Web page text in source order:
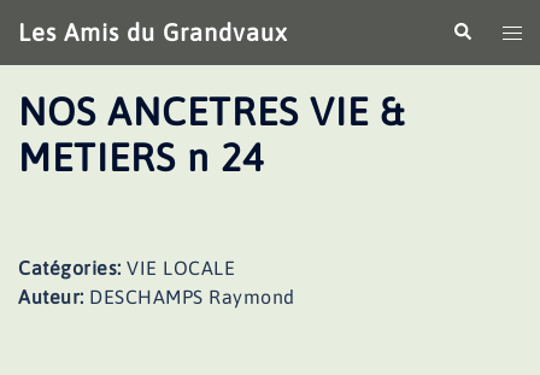
au
contenu
Les Amis du Grandvaux
le
NOS ANCETRES VIE &
METIERS n 24
Catégories: VIE LOCALE
Auteur: DESCHAMPS Raymond